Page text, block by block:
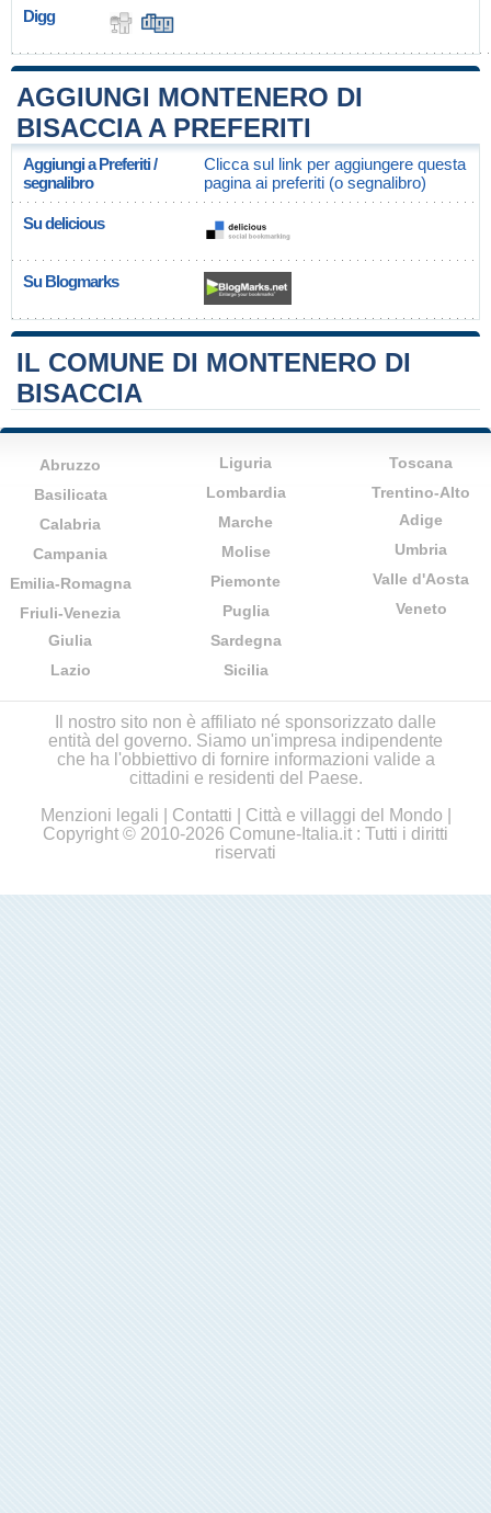
Digg
AGGIUNGI MONTENERO DI
BISACCIA A PREFERITI
Aggiungi a Preferiti /
segnalibro
Clicca sul link per aggiungere questa
pagina ai preferiti (o segnalibro)
Su delicious
Su Blogmarks
IL COMUNE DI MONTENERO DI
BISACCIA
Abruzzo
Basilicata
Calabria
Campania
Emilia-Romagna
Friuli-Venezia
Giulia
Lazio
Liguria
Lombardia
Marche
Molise
Piemonte
Puglia
Sardegna
Sicilia
Toscana
Trentino-Alto
Adige
Umbria
Valle d'Aosta
Veneto
Il nostro sito non è affiliato né sponsorizzato dalle
entità del governo. Siamo un'impresa indipendente
che ha l'obbiettivo di fornire informazioni valide a
cittadini e residenti del Paese.
Menzioni legali
Contatti Città e villaggi del Mondo
Copyright © 2010-2026 Comune-Italia.it : Tutti i diritti
riservati